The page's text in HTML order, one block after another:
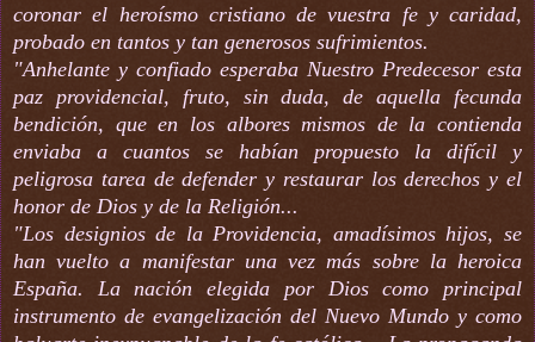
coronar el heroísmo cristiano de vuestra fe y caridad,
probado en tantos y tan generosos sufrimientos.
"Anhelante y confiado esperaba Nuestro Predecesor esta
paz providencial, fruto, sin duda, de aquella fecunda
bendición, que en los albores mismos de la contienda
enviaba a cuantos se habían propuesto la difícil y
peligrosa tarea de defender y restaurar los derechos y el
honor de Dios y de la Religión...
"Los designios de la Providencia, amadísimos hijos, se
han vuelto a manifestar una vez más sobre la heroica
España. La nación elegida por Dios como principal
instrumento de evangelización del Nuevo Mundo y como